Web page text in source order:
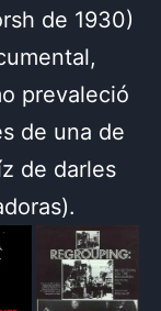
de 1930)
prevaleció
de una de
de darles